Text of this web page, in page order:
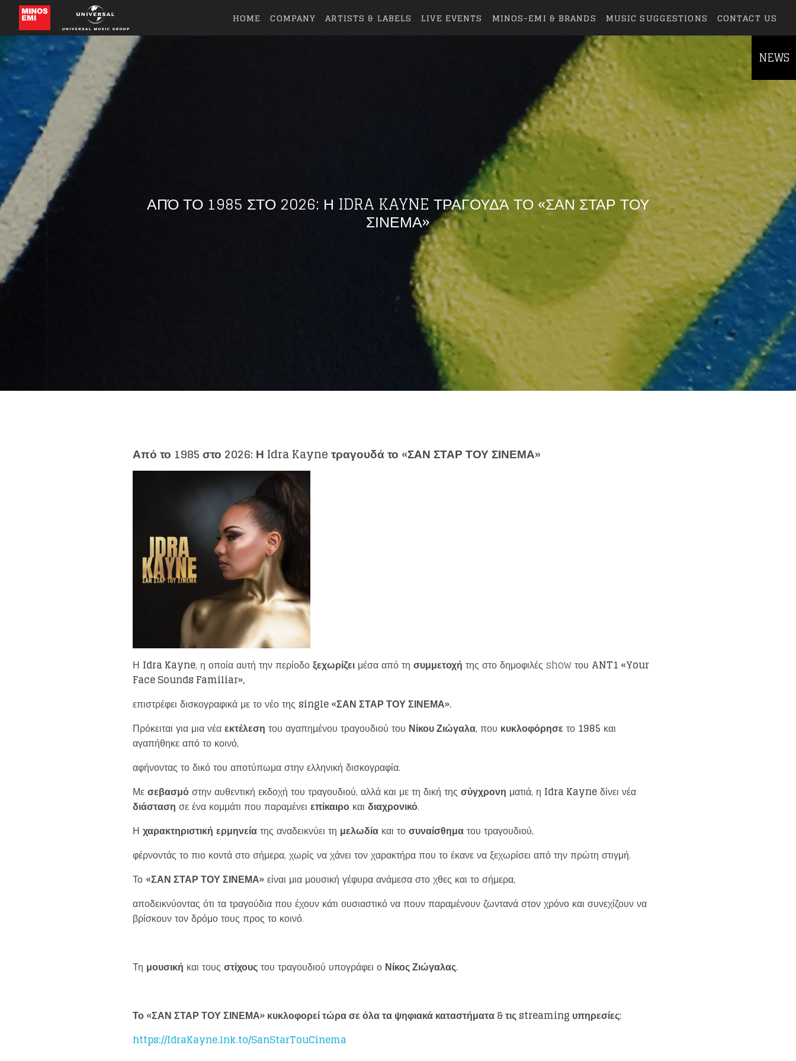
HOME COMPANY ARTISTS & LABELS LIVE EVENTS MINOS-EMI & BRANDS MUSIC SUGGESTIONS CONTACT US
ΑΠΌ ΤΟ 1985 ΣΤΟ 2026: Η IDRA KAYNE ΤΡΑΓΟΥΔΆ ΤΟ «ΣΑΝ ΣΤΑΡ ΤΟΥ
ΣΙΝΕΜΑ»
Από το 1985 στο 2026: Η Idra Kayne τραγουδά το «ΣΑΝ ΣΤΑΡ ΤΟΥ ΣΙΝΕΜΑ»
Η Idra Kayne, η οποία αυτή την περίοδοξεχωρίζει μέσα από τη συμμετοχή της στο δημοφιλές show του ANT1 «Your
Face Sounds Familiar»,
επιστρέφει δισκογραφικά με το νέο της single «ΣΑΝ ΣΤΑΡ ΤΟΥ ΣΙΝΕΜΑ».
Πρόκειται για μια νέαεκτέλεση του αγαπημένου τραγουδιού του Νίκου Ζιώγαλα, που κυκλοφόρησετο 1985 και
αγαπήθηκε από το κοινό,
αφήνοντας το δικό του αποτύπωμα στην ελληνική δισκογραφία.
Μεσεβασμόστην αυθεντική εκδοχή του τραγουδιού, αλλά και με τη δική τηςσύγχρονη ματιά, η Idra Kayneδίνει νέα
διάσταση σε ένα κομμάτι που παραμένει επίκαιρο και διαχρονικό.
Η χαρακτηριστική ερμηνείατης αναδεικνύει τη μελωδία και τοσυναίσθηματου τραγουδιού,
φέρνοντάς το πιο κοντά στο σήμερα, χωρίς να χάνει τον χαρακτήρα που το έκανε να ξεχωρίσει από την πρώτη στιγμή.
Το «ΣΑΝ ΣΤΑΡ ΤΟΥ ΣΙΝΕΜΑ»είναι μια μουσική γέφυρα ανάμεσα στο χθες και το σήμερα,
αποδεικνύοντας ότι τα τραγούδια που έχουν κάτι ουσιαστικό να πουν παραμένουν ζωντανά στον χρόνο και συνεχίζουν να
βρίσκουν τον δρόμο τους προς το κοινό.
Τη μουσική και τουςστίχουςτου τραγουδιού υπογράφει ο Νίκος Ζιώγαλας.
Το «ΣΑΝ ΣΤΑΡ ΤΟΥ ΣΙΝΕΜΑ» κυκλοφορεί τώρα σε όλα τα ψηφιακά καταστήματα & τιςstreaming υπηρεσίες:
https://IdraKayne.lnk.to/SanStarTouCinema
NEWS
Get news from your favorite artists before everyone else.